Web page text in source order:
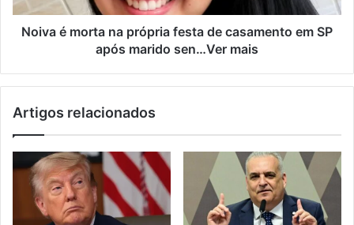
Noiva é morta na própria festa de casamento em SP
após marido sen…Ver mais
Artigos relacionados